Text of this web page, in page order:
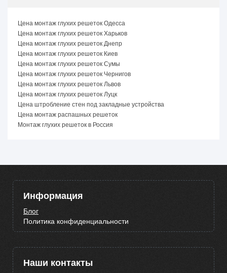
Цена монтаж глухих решеток Одесса
Цена монтаж глухих решеток Харьков
Цена монтаж глухих решеток Днепр
Цена монтаж глухих решеток Киев
Цена монтаж глухих решеток Сумы
Цена монтаж глухих решеток Чернигов
Цена монтаж глухих решеток Львов
Цена монтаж глухих решеток Луцк
Цена штробление стен под закладные устройства
Цена монтаж распашных решеток
Монтаж глухих решеток в Россия
Информация
Блог
Политика конфиденциальности
Наши контакты